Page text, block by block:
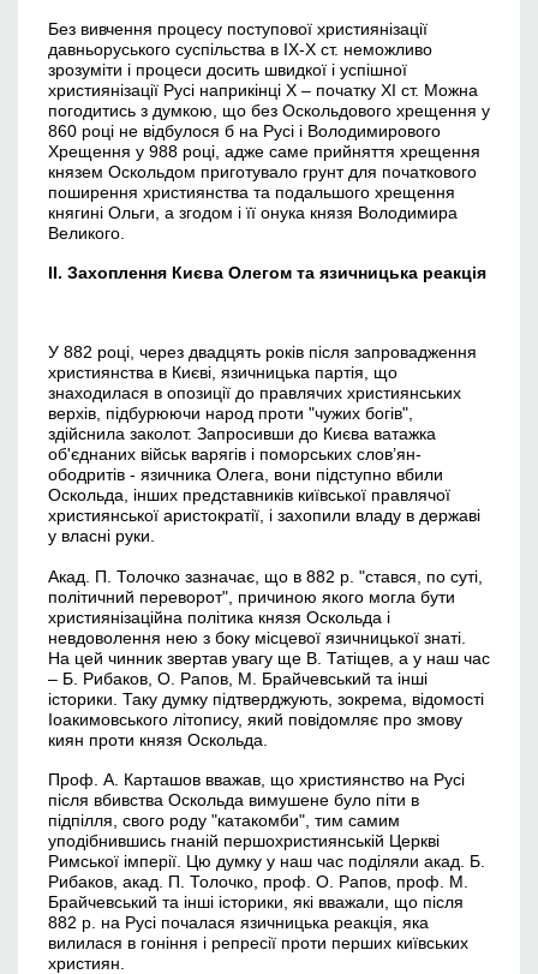
Без вивчення процесу поступової християнізації
давньоруського суспільства в ІХ-Х ст. неможливо
зрозуміти і процеси досить швидкої і успішної
християнізації Русі наприкінці Х – початку ХІ ст. Можна
погодитись з думкою, що без Оскольдового хрещення у
860 році не відбулося б на Русі і Володимирового
Хрещення у 988 році, адже саме прийняття хрещення
князем Оскольдом приготувало грунт для початкового
поширення християнства та подальшого хрещення
княгині Ольги, а згодом і її онука князя Володимира
Великого.
ІІ. Захоплення Києва Олегом та язичницька реакція
У 882 році, через двадцять років після запровадження
християнства в Києві, язичницька партія, що
знаходилася в опозиції до правлячих християнських
верхів, підбурюючи народ проти "чужих богів",
здійснила заколот. Запросивши до Києва ватажка
об'єднаних військ варягів і поморських слов’ян-
ободритів - язичника Олега, вони підступно вбили
Оскольда, інших представників київської правлячої
християнської аристократії, і захопили владу в державі
у власні руки.
Акад. П. Толочко зазначає, що в 882 р. "стався, по суті,
політичний переворот", причиною якого могла бути
християнізаційна політика князя Оскольда і
невдоволення нею з боку місцевої язичницької знаті.
На цей чинник звертав увагу ще В. Татіщев, а у наш час
– Б. Рибаков, О. Рапов, М. Брайчевський та інші
історики. Таку думку підтверджують, зокрема, відомості
Іоакимовського літопису, який повідомляє про змову
киян проти князя Оскольда.
Проф. А. Карташов вважав, що християнство на Русі
після вбивства Оскольда вимушене було піти в
підпілля, свого роду "катакомби", тим самим
уподібнившись гнаній першохристиянській Церкві
Римської імперії. Цю думку у наш час поділяли акад. Б.
Рибаков, акад. П. Толочко, проф. О. Рапов, проф. М.
Брайчевський та інші історики, які вважали, що після
882 р. на Русі почалася язичницька реакція, яка
вилилася в гоніння і репресії проти перших київських
християн.